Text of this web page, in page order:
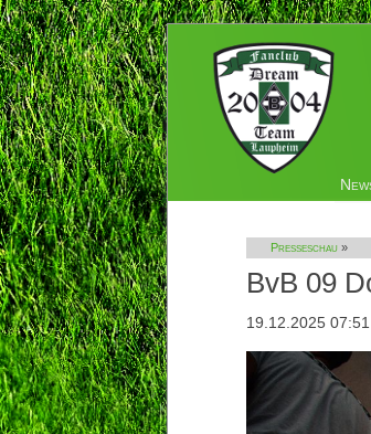
Presseschau »
BvB 09
19.12.2025 07:51